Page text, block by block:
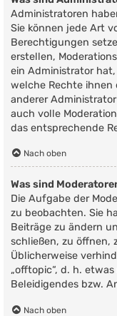
Administratoren
Sie können jede Art
Berechtigungen
erstellen,
ein Administrator
welche Rechte ihnen
anderer
auch volle
das entsprechende
Nach oben
Was sind
Die Aufgabe der
zu beobachten. Sie
Beiträge zu ändern
schließen, zu öffnen,
Üblicherweise
„offtopic“, d. h.
Beleidigendes bzw.
Nach oben